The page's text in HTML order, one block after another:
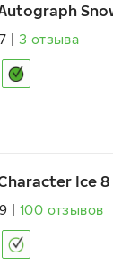
3 отзыва
Ice
100 отзывов